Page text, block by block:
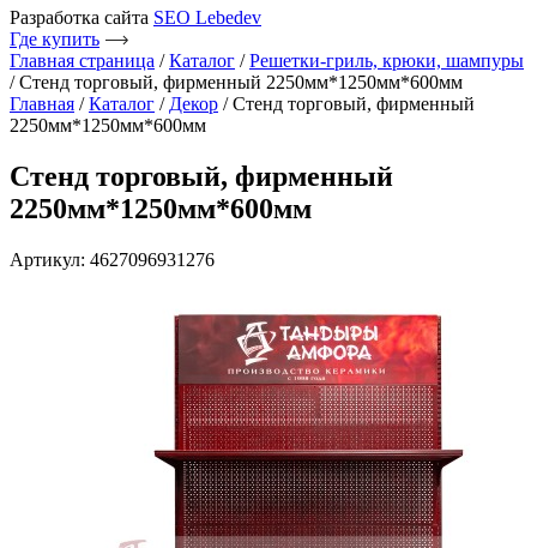
Разработка сайта SEO Lebedev
Где купить
Главная страница /Каталог /Решетки-гриль, крюки, шампуры
/Стенд торговый, фирменный 2250мм*1250мм*600мм
Главная /Каталог / Декор / Стенд торговый, фирменный
2250мм*1250мм*600мм
Стенд торговый, фирменный
2250мм*1250мм*600мм
Артикул: 4627096931276